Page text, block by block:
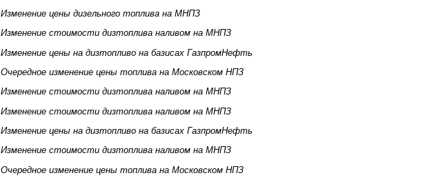
Изменение цены дизельного топлива на МНПЗ
Изменение стоимости дизтоплива наливом на МНПЗ
Изменение цены на дизтопливо на базисах ГазпромНефть
Очередное изменение цены топлива на Московском НПЗ
Изменение стоимости дизтоплива наливом на МНПЗ
Изменение стоимости дизтоплива наливом на МНПЗ
Изменение цены на дизтопливо на базисах ГазпромНефть
Изменение стоимости дизтоплива наливом на МНПЗ
Очередное изменение цены топлива на Московском НПЗ